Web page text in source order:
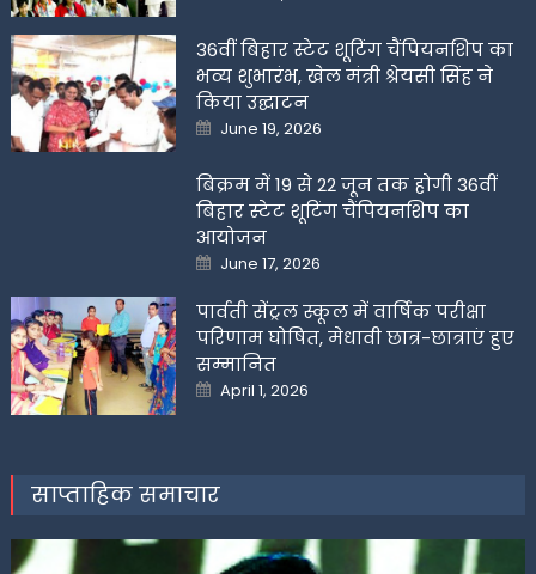
36वीं बिहार स्टेट शूटिंग चैंपियनशिप का
भव्य शुभारंभ, खेल मंत्री श्रेयसी सिंह ने
किया उद्घाटन
Posted
on
June 19, 2026
बिक्रम में 19 से 22 जून तक होगी 36वीं
बिहार स्टेट शूटिंग चैंपियनशिप का
आयोजन
Posted
on
June 17, 2026
पार्वती सेंट्रल स्कूल में वार्षिक परीक्षा
परिणाम घोषित, मेधावी छात्र-छात्राएं हुए
सम्मानित
Posted
on
April 1, 2026
साप्ताहिक समाचार